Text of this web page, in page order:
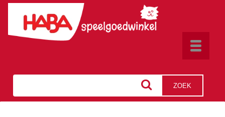
Toggle
ZOEK